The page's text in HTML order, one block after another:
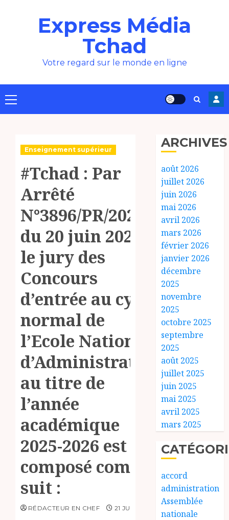
Express Média
Tchad
Votre regard sur le monde en ligne
Menu
principal
Enseignement supérieur
#Tchad : Par
Arrêté
N°3896/PR/2025
du 20 juin 2025,
le jury des
Concours
d’entrée au cycle
normal de
l’Ecole Nationale
d’Administration
au titre de
l’année
académique
2025-2026 est
composé comme
suit :
RÉDACTEUR EN CHEF 21 JUIN 2025
ARCHIVES
août 2026
juillet 2026
juin 2026
mai 2026
avril 2026
mars 2026
février 2026
janvier 2026
décembre
2025
novembre
2025
octobre 2025
septembre
2025
août 2025
juillet 2025
juin 2025
mai 2025
avril 2025
mars 2025
accord
administration
Assemblée
nationale